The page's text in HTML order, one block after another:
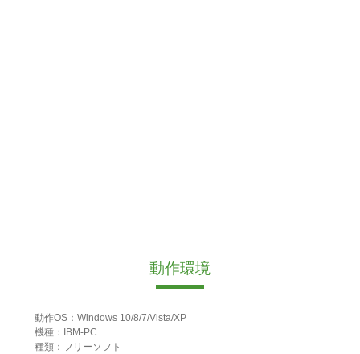
動作環境
動作OS：Windows 10/8/7/Vista/XP
機種：IBM-PC
種類：フリーソフト